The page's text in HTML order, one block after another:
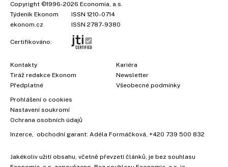
Copyright ©1996-2026 Economia, a.s.
Týdeník Ekonom
ISSN 1210-0714
ekonom.cz
ISSN 2787-9380
Certifikováno:
Kontakty
Tiráž redakce Ekonom
Předplatné
Kariéra
Newsletter
Všeobecné podmínky
Prohlášení o cookies
Nastavení soukromí
Ochrana osobních údajů
Inzerce, obchodní garant: Adéla Formáčková, +420 739 500 832
Jakékoliv užití obsahu, včetně převzetí článků, je bez souhlasu